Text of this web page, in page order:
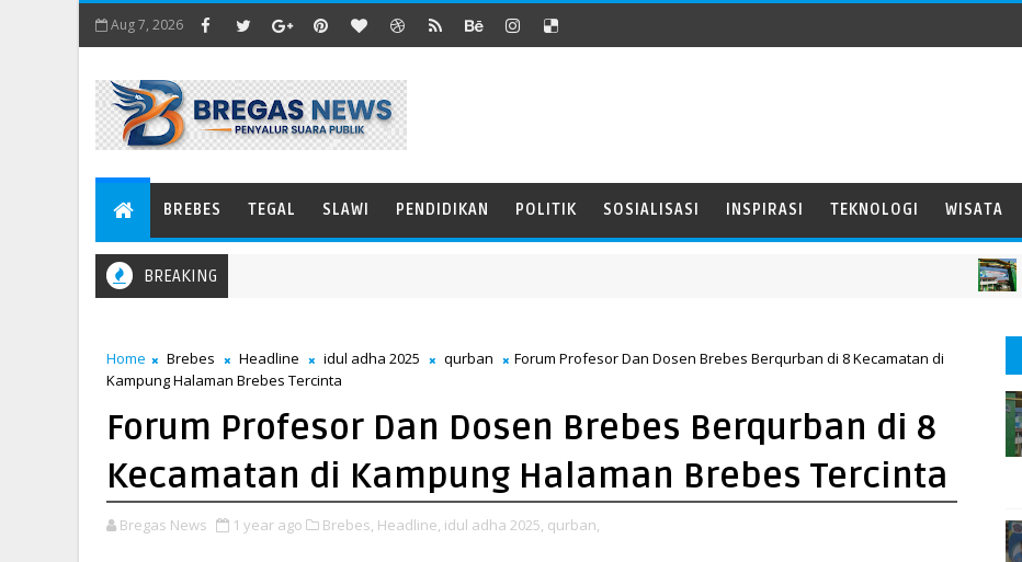
Aug 7, 2026
BREBES TEGAL SLAWI PENDIDIKAN POLITIK SOSIALISASI INSPIRASI TEKNOLOGI WISATA
BREAKING BREBES
Home Brebes Headline idul adha 2025 qurban
Forum Profesor Dan Dosen Brebes Berqurban di 8 Kecamatan di
Kampung Halaman Brebes Tercinta
Forum Profesor Dan Dosen Brebes Berqurban di 8
Kecamatan di Kampung Halaman Brebes Tercinta
Bregas News 1 year ago Brebes, Headline, idul adha 2025, qurban,